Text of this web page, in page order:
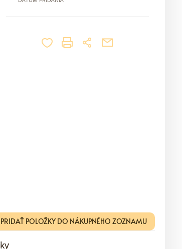
PRIDAŤ POLOŽKY DO NÁKUPNÉHO ZOZNAMU